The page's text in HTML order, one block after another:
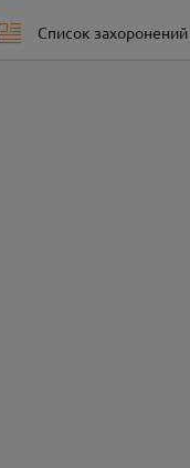
Список захоронений